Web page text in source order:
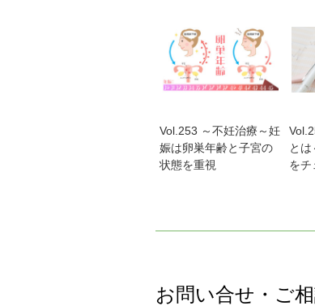
Vol.253 ～不妊治療～妊
娠は卵巣年齢と子宮の
状態を重視
とは
をチ
お問い合せ・ご